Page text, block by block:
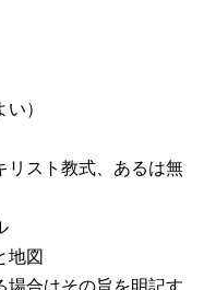
）
リスト教式、あるは無
地図